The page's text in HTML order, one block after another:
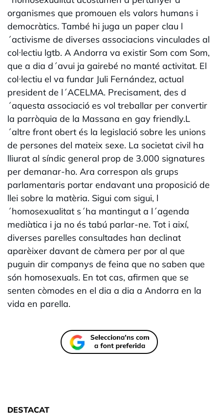
organismes que promouen els valors humans i
democràtics. També hi juga un paper clau l
´activisme de diverses associacions vinculades al
col·lectiu lgtb. A Andorra va existir Som com Som,
que a dia d´avui ja gairebé no manté activitat. El
col·lectiu el va fundar Juli Fernández, actual
president de l´ACELMA. Precisament, des d
´aquesta associació es vol treballar per convertir
la parròquia de la Massana en gay friendly.L
´altre front obert és la legislació sobre les unions
de persones del mateix sexe. La societat civil ha
lliurat al síndic general prop de 3.000 signatures
per demanar-ho. Ara correspon als grups
parlamentaris portar endavant una proposició de
llei sobre la matèria. Sigui com sigui, l
´homosexualitat s´ha mantingut a l´agenda
mediàtica i ja no és tabú parlar-ne. Tot i així,
diverses parelles consultades han declinat
aparèixer davant de càmera per por al que
puguin dir companys de feina que no saben que
són homosexuals. En tot cas, afirmen que se
senten còmodes en el dia a dia a Andorra en la
vida en parella.
DESTACAT